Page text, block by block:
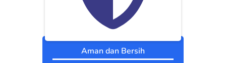
Aman dan Bersih